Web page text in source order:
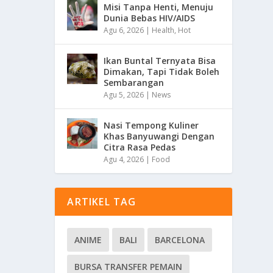
Misi Tanpa Henti, Menuju
Dunia Bebas HIV/AIDS
Agu 6, 2026 | Health, Hot
Ikan Buntal Ternyata Bisa
Dimakan, Tapi Tidak Boleh
Sembarangan
Agu 5, 2026 | News
Nasi Tempong Kuliner
Khas Banyuwangi Dengan
Citra Rasa Pedas
Agu 4, 2026 | Food
ARTIKEL TAG
ANIME BALI BARCELONA
BURSA TRANSFER PEMAIN